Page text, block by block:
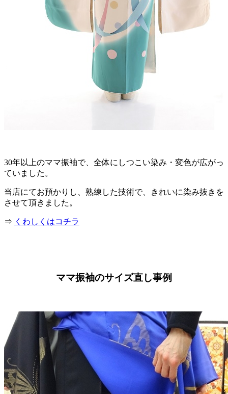
30年以上のママ振袖で、全体にしつこい染み・変色が広がっ
ていました。
当店にてお預かりし、熟練した技術で、きれいに染み抜きを
させて頂きました。
⇒ くわしくはコチラ
ママ振袖のサイズ直し事例